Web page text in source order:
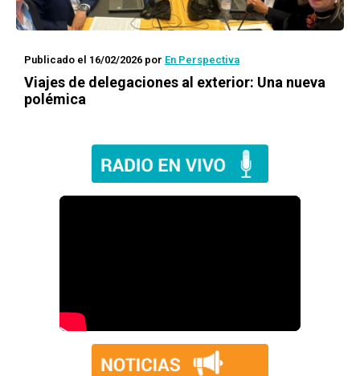
Publicado el 16/02/2026 por En Perspectiva
Viajes de delegaciones al exterior: Una nueva
polémica